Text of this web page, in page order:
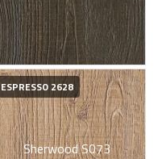
Sherwood S073
ESPRESSO 2628